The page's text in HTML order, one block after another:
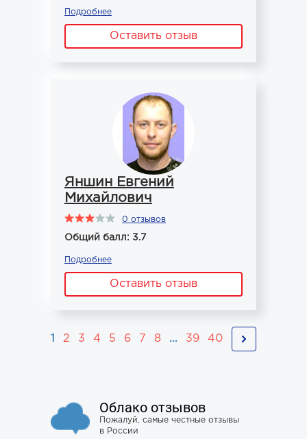
Подробнее
Оставить отзыв
Яншин Евгений
Михайлович
0 отзывов
Общий балл: 3.7
Подробнее
Оставить отзыв
1 2 3 4 5 6 7 8 ... 39 40
Облако отзывов
Пожалуй, самые честные отзывы
в России